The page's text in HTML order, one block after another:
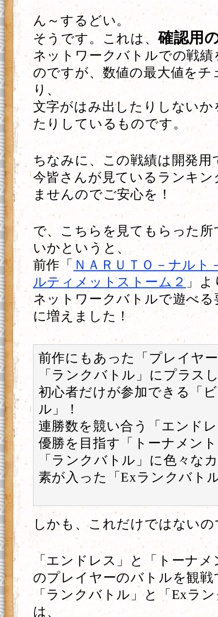
ん～するどい。
そうです。これは、確認用
ネットワークバトルでの戦
のですが、数値の最大値をチ
り、
文字がはみ出したりしない
たりしているものです。
ちなみに、この戦績は開発用
今皆さんが見ているランキ
ませんのでご安心を！
で、こちらを見てもらった
いかというと、
前作「 ＮＡＲＵＴＯ－ナル
ルティメットストーム２ 」
ネットワークバトルで遊べ
に増えました！
前作にもあった「プレイヤ
「ランクバトル」にプラス
初心者だけが参加できる「
ル」！
連勝数を競い合う「エンド
優勝を目指す「トーナメン
「ランクバトル」に色々な
素が入った「Exランクバト
しかも、これだけではない
「エンドレス」と「トーナ
のプレイヤーのバトルを観戦
「ランクバトル」と「Exラ
は、